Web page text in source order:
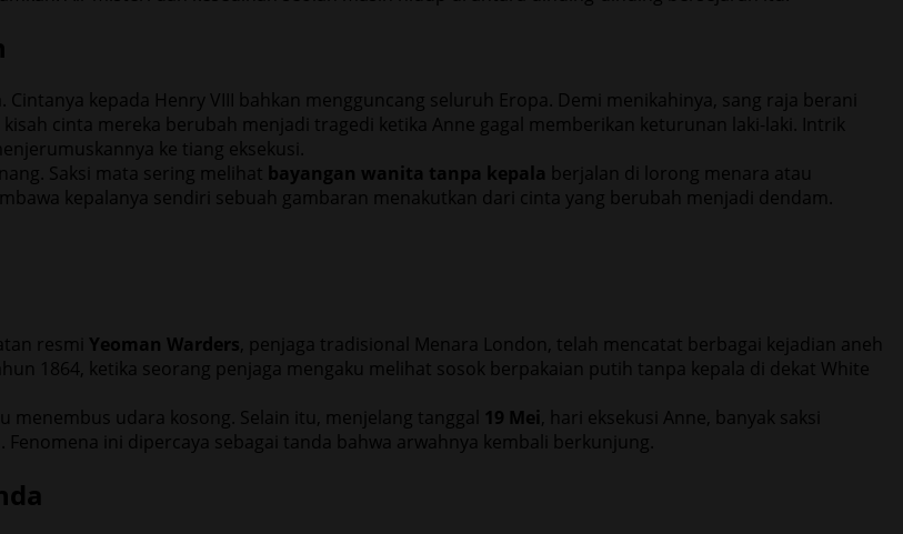
kepada Henry VIII bahkan mengguncang seluruh Eropa. Demi menikahinya, sang raja berani
cinta mereka berubah menjadi tragedi ketika Anne gagal memberikan keturunan laki-laki. Intrik
ke tiang eksekusi.
Saksi mata sering melihat bayangan wanita tanpa kepala berjalan di lorong menara atau
kepalanya sendiri sebuah gambaran menakutkan dari cinta yang berubah menjadi dendam.
resmi Yeoman Warders, penjaga tradisional Menara London, telah mencatat berbagai kejadian aneh
1864, ketika seorang penjaga mengaku melihat sosok berpakaian putih tanpa kepala di dekat White
udara kosong. Selain itu, menjelang tanggal 19 Mei, hari eksekusi Anne, banyak saksi
ini dipercaya sebagai tanda bahwa arwahnya kembali berkunjung.